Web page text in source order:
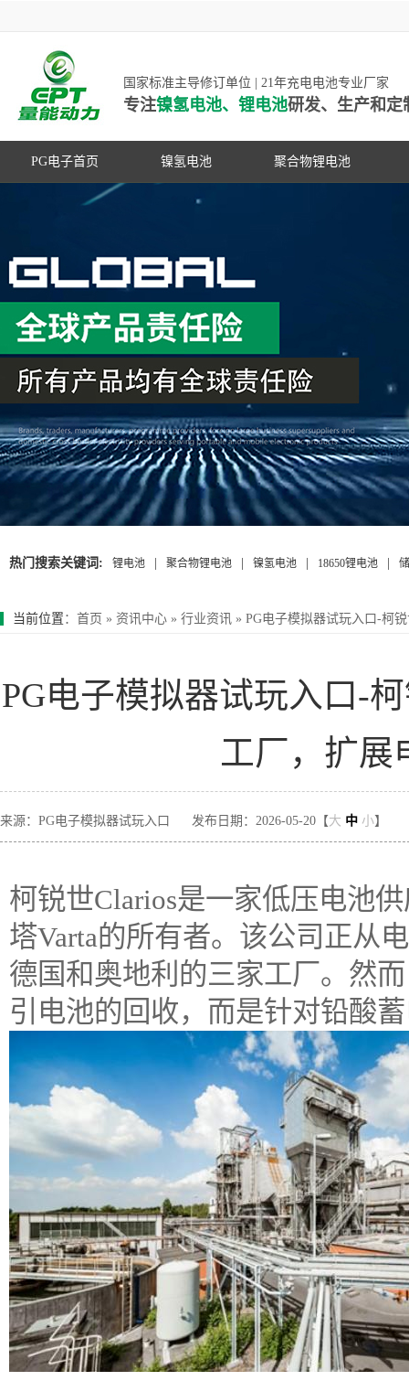
国家标准主导修订单位 | 21年充电电池专业厂家
专注镍氢电池、锂电池研发、生产和定
PG电子首页 镍氢电池 聚合物锂电池
高容量镍氢电池
超低自放电镍氢电池
动力镍氢电池
常规镍氢电池
PG游戏官网是镍氢电池国家标准主导
修订单位，并参与多项锂电池行业国
家标准的制定
热门搜索关键词: 锂电池 聚合物锂电池 镍氢电池 18650锂电池
当前位置 ： 首页 » 资讯中心 » 行业资讯 » PG电子模拟器试玩入口-柯
PG电子模拟器试玩入口-
工厂，扩展
来源：PG电子模拟器试玩入口 发布日期：2026-05-20【大 中 小】
柯锐世Clarios是一家低压电池
塔Varta的所有者。该公司正从
德国和奥地利的三家工厂。然
引电池的回收，而是针对铅酸